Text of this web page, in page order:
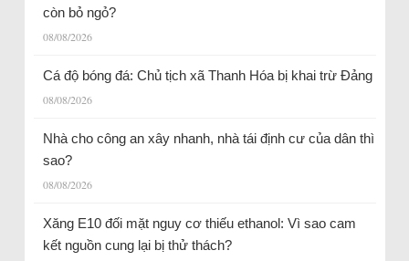
còn bỏ ngỏ?
08/08/2026
Cá độ bóng đá: Chủ tịch xã Thanh Hóa bị khai trừ Đảng
08/08/2026
Nhà cho công an xây nhanh, nhà tái định cư của dân thì
sao?
08/08/2026
Xăng E10 đối mặt nguy cơ thiếu ethanol: Vì sao cam
kết nguồn cung lại bị thử thách?